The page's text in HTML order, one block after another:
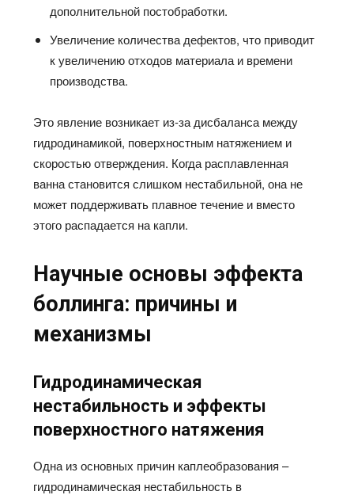
дополнительной постобработки.
Увеличение количества дефектов, что приводит
к увеличению отходов материала и времени
производства.
Это явление возникает из-за дисбаланса между
гидродинамикой, поверхностным натяжением и
скоростью отверждения. Когда расплавленная
ванна становится слишком нестабильной, она не
может поддерживать плавное течение и вместо
этого распадается на капли.
Научные основы эффекта
боллинга: причины и
механизмы
Гидродинамическая
нестабильность и эффекты
поверхностного натяжения
Одна из основных причин каплеобразования –
гидродинамическая нестабильность в